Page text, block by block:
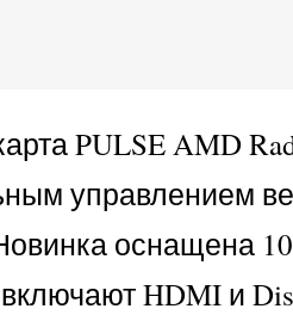
PULSE AMD
управлением
оснащена
HDMI и